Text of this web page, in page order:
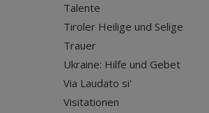
Talente
Tiroler Heilige und Selige
Trauer
Ukraine: Hilfe und Gebet
Via Laudato si'
Visitationen